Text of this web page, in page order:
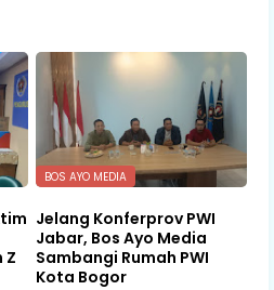
Z
BOS AYO MEDIA
Jelang Konferprov PWI
Jabar, Bos Ayo Media
Sambangi Rumah PWI
Kota Bogor